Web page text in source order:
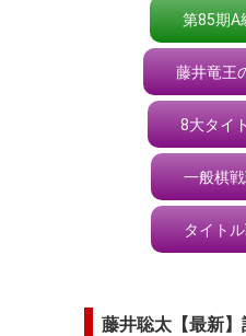
第85期A
藤井竜王
8大タイ
一般棋
タイト
藤井聡太【最新